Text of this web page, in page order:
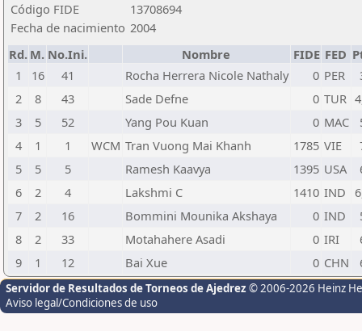
Código FIDE
13708694
Fecha de nacimiento 2004
Rd. M. No.Ini. Nombre FIDE FED
1
16 41 Rocha Herrera Nicole Nathaly 0 PER
2
8 43 Sade Defne 0 TUR
3
5 52 Yang Pou Kuan 0 MAC
4
1 1 WCM Tran Vuong Mai Khanh 1785 VIE
5
5 5 Ramesh Kaavya 1395 USA
6
2 4 Lakshmi C 1410 IND
7
2 16 Bommini Mounika Akshaya 0 IND
8
2 33 Motahahere Asadi 0 IRI
9
1 12 Bai Xue 0 CHN
Servidor de Resultados de Torneos de Ajedrez © 2006-2026 Heinz
Aviso legal/Condiciones de uso